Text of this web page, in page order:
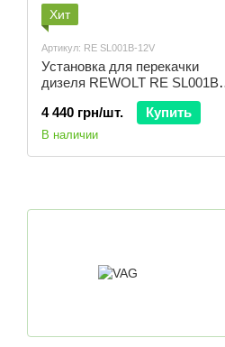
Хит
Артикул: RE SL001B-12V
Установка для перекачки
дизеля REWOLT RE SL001B-
12V (насос, топливный
пистолет, шланги) 12в 50л/мин
4 440 грн/шт. Купить
В наличии